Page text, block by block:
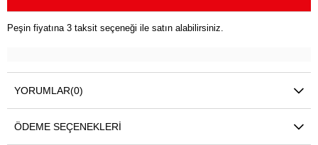
Peşin fiyatına 3 taksit seçeneği ile satın alabilirsiniz.
YORUMLAR(0)
ÖDEME SEÇENEKLERI